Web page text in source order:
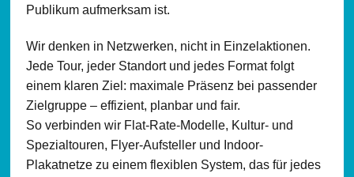
Publikum aufmerksam ist.
Wir denken in Netzwerken, nicht in Einzelaktionen.
Jede Tour, jeder Standort und jedes Format folgt
einem klaren Ziel: maximale Präsenz bei passender
Zielgruppe – effizient, planbar und fair.
So verbinden wir Flat-Rate-Modelle, Kultur- und
Spezialtouren, Flyer-Aufsteller und Indoor-
Plakatnetze zu einem flexiblen System, das für jedes